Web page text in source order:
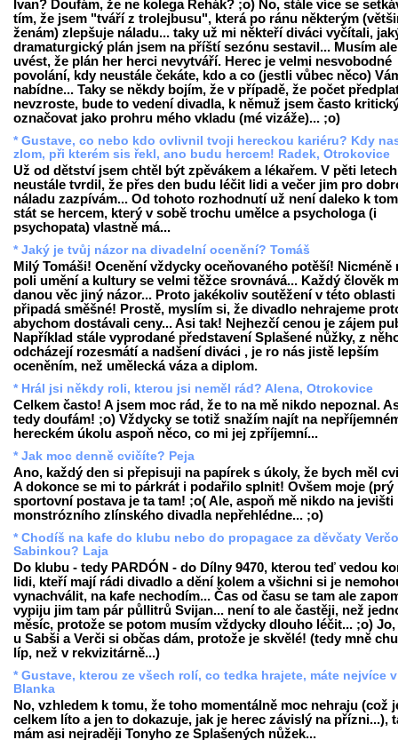
Ivan? Doufám, že ne kolega Řehák? ;o) No, stále více se
tím, že jsem "tváří z trolejbusu", která po ránu některým
ženám) zlepšuje náladu... taky už mi někteří diváci vyčítali,
dramaturgický plán jsem na příští sezónu sestavil... Musím ale
uvést, že plán her herci nevytváří. Herec je velmi nesvobodné
povolání, kdy neustále čekáte, kdo a co (jestli vůbec něco)
nabídne... Taky se někdy bojím, že v případě, že počet
nevzroste, bude to vedení divadla, k němuž jsem často
označovat jako prohru mého vkladu (mé vizáže)... ;o)
* Gustave, co nebo kdo ovlivnil tvoji hereckou kariéru? Kdy
zlom, při kterém sis řekl, ano budu hercem! Radek, Otrokovice
Už od dětství jsem chtěl být zpěvákem a lékařem. V pěti
neustále tvrdil, že přes den budu léčit lidi a večer jim pro
náladu zazpívám... Od tohoto rozhodnutí už není daleko k
stát se hercem, který v sobě trochu umělce a psychologa (i
psychopata) vlastně má...
* Jaký je tvůj názor na divadelní ocenění? Tomáš
Milý Tomáši! Ocenění vždycky oceňovaného potěší! Nicméně
poli umění a kultury se velmi těžce srovnává... Každý člověk
danou věc jiný názor... Proto jakékoliv soutěžení v této oblasti
připadá směšné! Prostě, myslím si, že divadlo nehrajeme
abychom dostávali ceny... Asi tak! Nejhezčí cenou je zájem
Například stále vyprodané představení Splašené nůžky, z
odcházejí rozesmátí a nadšení diváci , je ro nás jistě lepším
oceněním, než umělecká váza a diplom.
* Hrál jsi někdy roli, kterou jsi neměl rád? Alena, Otrokovice
Celkem často! A jsem moc rád, že to na mě nikdo nepoznal.
tedy doufám! ;o) Vždycky se totiž snažím najít na
hereckém úkolu aspoň něco, co mi jej zpříjemní...
* Jak moc denně cvičíte? Peja
Ano, každý den si přepisuji na papírek s úkoly, že bych měl
A dokonce se mi to párkrát i podařilo splnit! Ovšem moje (prý
sportovní postava je ta tam! ;o( Ale, aspoň mě nikdo na jevišti
monstrózního zlínského divadla nepřehlédne... ;o)
* Chodíš na kafe do klubu nebo do propagace za děvčaty
Sabinkou? Laja
Do klubu - tedy PARDÓN - do Dílny 9470, kterou teď vedou
lidi, kteří mají rádi divadlo a dění kolem a všichni si je
vynachválit, na kafe nechodím... Čas od času se tam ale
vypiju jim tam pár půllitrů Svijan... není to ale častěji, než
měsíc, protože se potom musím vždycky dlouho léčit... ;o) Jo,
u Sabši a Verči si občas dám, protože je skvělé! (tedy mně
líp, než v rekvizitárně...)
* Gustave, kterou ze všech rolí, co tedka hrajete, máte nejvíce
Blanka
No, vzhledem k tomu, že toho momentálně moc nehraju (což
celkem líto a jen to dokazuje, jak je herec závislý na přízni...),
mám asi nejraději Tonyho ze Splašených nůžek...